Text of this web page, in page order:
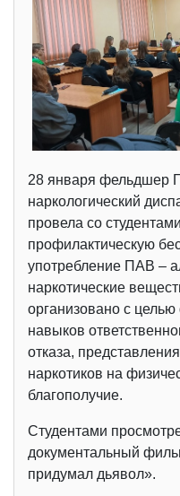
28 января фельдшер
наркологический
провела со
профилактическую
употребление ПАВ –
наркотические
организовано с
навыков
отказа,
наркотиков на
благополучие.
Студентами
документальный
придумал дьявол».